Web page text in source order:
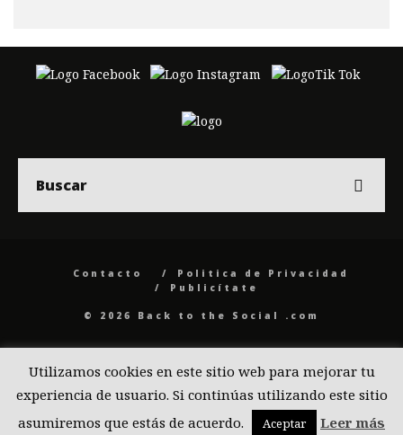
Contacto
Politica de Privacidad
Publicítate
© 2026 Back to the Social .com
Utilizamos cookies en este sitio web para mejorar tu
experiencia de usuario. Si continúas utilizando este sitio
asumiremos que estás de acuerdo.
Aceptar Leer más